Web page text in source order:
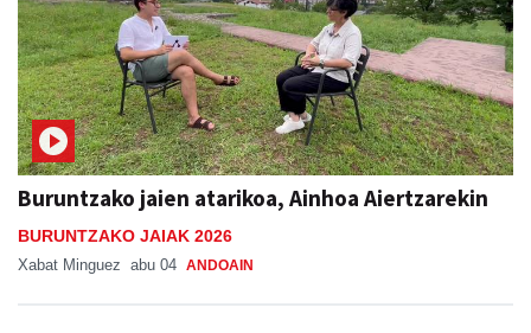
Buruntzako jaien atarikoa, Ainhoa Aiertzarekin
BURUNTZAKO JAIAK 2026
Xabat Minguez abu 04 ANDOAIN